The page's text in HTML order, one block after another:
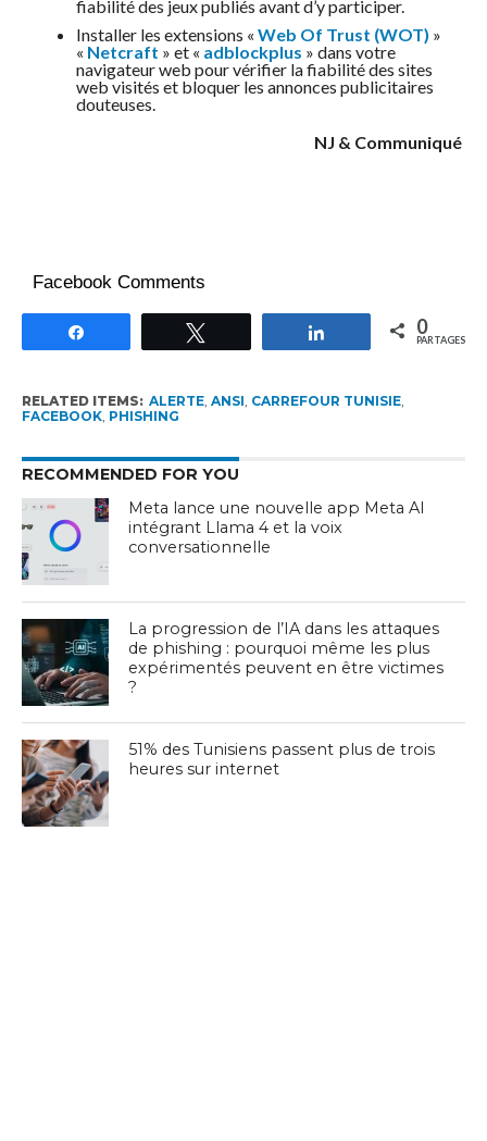
fiabilité des jeux publiés avant d’y participer.
Installer les extensions « Web Of Trust (WOT) »
« Netcraft » et « adblockplus » dans votre
navigateur web pour vérifier la fiabilité des sites
web visités et bloquer les annonces publicitaires
douteuses.
NJ & Communiqué
Facebook Comments
Partagez 0
PARTAGES
RELATED ITEMS: ALERTE, ANSI CARREFOUR TUNISIE,
FACEBOOK, PHISHING
RECOMMENDED FOR YOU
Meta lance une nouvelle app Meta AI
intégrant Llama 4 et la voix
conversationnelle
La progression de l’IA dans les attaques
de phishing : pourquoi même les plus
expérimentés peuvent en être victimes
?
51% des Tunisiens passent plus de trois
heures sur internet